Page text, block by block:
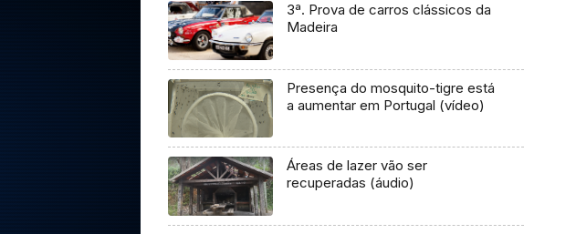
3ª. Prova de carros clássicos da
Madeira
Presença do mosquito-tigre está
a aumentar em Portugal (vídeo)
Áreas de lazer vão ser
recuperadas (áudio)